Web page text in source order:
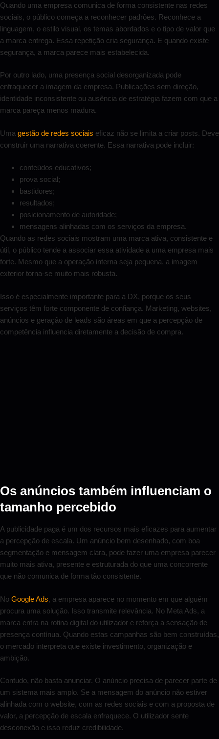
Quando uma empresa comunica de forma consistente nas redes
sociais, o público começa a reconhecer padrões. Reconhece a
linguagem, o estilo visual, os temas abordados e o tipo de valor que
a marca entrega. Essa repetição cria segurança. E quando existe
segurança, a marca parece mais estabelecida.
Por outro lado, uma presença social desorganizada pode
enfraquecer a imagem da empresa. Publicações sem direção,
identidade inconsistente ou ausência de estratégia fazem com que a
marca pareça menos madura.
Uma gestão de redes sociais eficaz não se limita a criar posts. Deve
construir uma narrativa coerente. Essa narrativa pode incluir:
conteúdos educativos;
prova social;
bastidores;
resultados;
posicionamento de autoridade;
mensagens alinhadas com os serviços da empresa.
Quando as redes sociais mostram uma marca ativa, consistente e
útil, o público tende a associar essa atividade a uma empresa mais
forte. Mesmo que a operação interna seja pequena, a imagem
exterior torna-se muito mais robusta.
Isso é especialmente importante para a DX, porque os seus
serviços têm forte componente de confiança. Marketing, websites,
anúncios e geração de leads são áreas em que a percepção de
competência influencia diretamente a decisão de compra.
Os anúncios também influenciam o
tamanho percebido
A publicidade paga é um dos recursos mais eficazes para aumentar
a percepção de escala. Um anúncio bem desenhado, com boa
segmentação e mensagem clara, pode fazer uma empresa parecer
muito mais ativa, presente e estruturada do que uma concorrente
que não comunica de forma tão consistente.
No Google Ads, a empresa aparece no momento em que alguém
procura uma solução. Isso transmite relevância. No Meta Ads, a
marca entra na rotina digital do utilizador e reforça a sensação de
presença contínua. Quando estas campanhas são bem construídas,
o mercado interpreta que existe investimento, organização e
ambição.
Contudo, não basta anunciar. O anúncio precisa de parecer parte de
um sistema mais amplo. Se a mensagem do anúncio não estiver
alinhada com o website, com as redes sociais e com a proposta de
valor, a percepção de escala enfraquece. O utilizador sente
desconexão e isso reduz credibilidade.